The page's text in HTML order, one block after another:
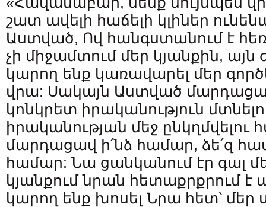
շատ ավելի հաճելի կլիներ
Աստված, Ով հանգստանում է
չի միջամտում մեր կյանքին,
կարող ենք կառավարել մեր
վրա: Սակայն Աստված
կոնկրետ իրականություն
իրականության մեջ
մարդացավ ի՛նձ համար, ձե՛զ
համար: Նա ցանկանում էր գալ
կյանքում նրան հետաքրքրում է
կարող ենք խոսել Նրա հետ՝